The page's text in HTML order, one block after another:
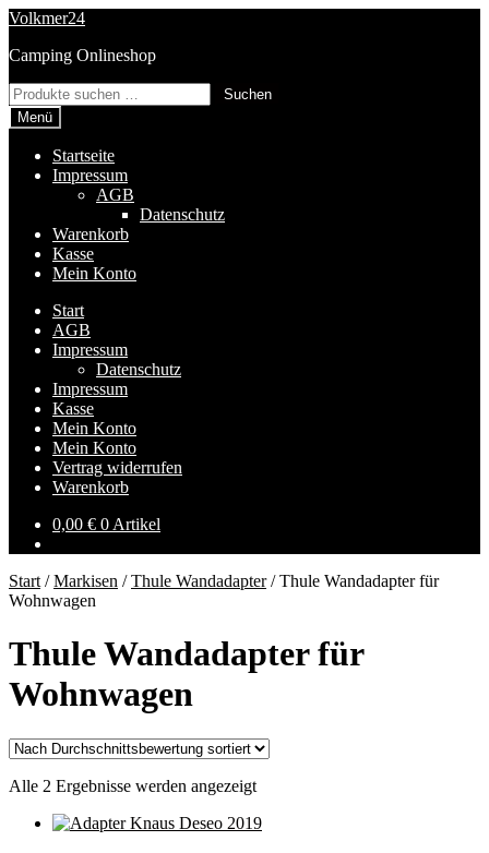
Zur
springen
Zum
springen
Volkmer24
Camping Onlineshop
Suchen
nach:
Suchen
Menü
Startseite
Impressum
AGB
Datenschutz
Warenkorb
Kasse
Mein Konto
Start
AGB
Impressum
Datenschutz
Impressum
Kasse
Mein Konto
Mein Konto
Vertrag widerrufen
Warenkorb
0,00 € 0 Artikel
Start /Markisen /Thule Wandadapter/Thule Wandadapter für
Wohnwagen
Thule Wandadapter für
Wohnwagen
Alle 2 Ergebnisse werden angezeigtNach
sortiert